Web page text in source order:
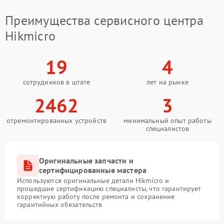
Преимущества сервисного центра
Hikmicro
19
сотрудников в штате
4
лет на рынке
2462
отремонтированных устройств
3
минимальный опыт работы
специалистов
Оригинальные запчасти и
сертифицированные мастера
Используются оригинальные детали Hikmicro и
прошедшие сертификацию специалисты, что гарантирует
корректную работу после ремонта и сохранение
гарантийных обязательств